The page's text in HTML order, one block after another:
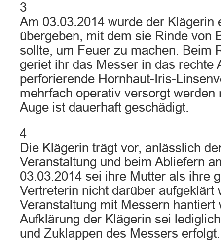
3
Am 03.03.2014 wurde der Klägerin
übergeben, mit dem sie Rinde von
sollte, um Feuer zu machen. Beim
geriet ihr das Messer in das rechte
perforierende Hornhaut-Iris-
mehrfach operativ versorgt werden
Auge ist dauerhaft geschädigt.
4
Die Klägerin trägt vor, anlässlich
Veranstaltung und beim Abliefern
03.03.2014 sei ihre Mutter als ihre
Vertreterin nicht darüber aufgeklärt
Veranstaltung mit Messern hantiert
Aufklärung der Klägerin sei
und Zuklappen des Messers erfolgt.